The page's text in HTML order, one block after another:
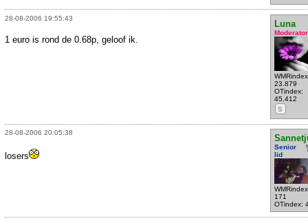
28-08-2006 19:55:43
Luna
Moderator
23.879
OTindex:
45.412
S
1 euro is rond de 0.68p, geloof ik.
28-08-2006 20:05:38
Senior
lid
171
OTindex:
losers